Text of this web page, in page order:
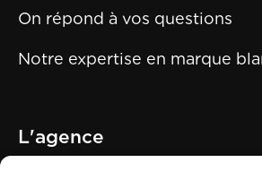
On répond à vos questions
Notre expertise en marque
L'agence